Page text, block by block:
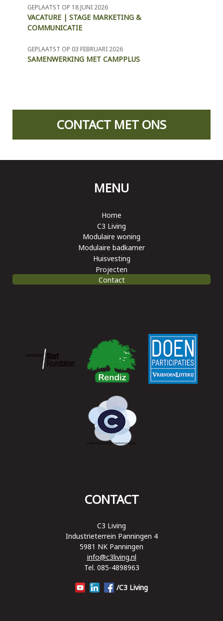
GEPLAATST OP 18 JUNI 2026
VACATURE | STAGE MARKETING &
COMMUNICATIE
GEPLAATST OP 03 FEBRUARI 2026
SAMENWERKING MET CAMPPLUS
CONTACT MET ONS
MENU
Home
C3 Living
Modulaire woning
Modulaire badkamer
Huisvesting
Projecten
Contact
CONTACT
C3 Living
Industrieterrein Panningen 4
5981 NK Panningen
info@c3living.nl
Tel. 085-4898963
/C3 Living